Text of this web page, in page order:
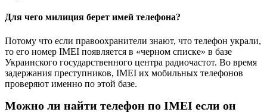
Для чего милиция берет имей телефона?
Потому что если правоохранители знают, что телефон украли,
то его номер IMEI появляется в «черном списке» в базе
Украинского государственного центра радиочастот. Во время
задержания преступников, IMEI их мобильных телефонов
проверяют именно по этой базе.
Можно ли найти телефон по IMEI если он